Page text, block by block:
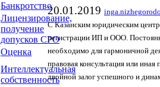
Банкротство
Лицензирование,
получение
допусков СРО
Оценка
Интеллектуальная
собственность
20.01.2019
С Казанским юридическим
регистрации ИП и ООО.
необходимо для гармоничной
правовая консультация или
двойной залог успешного и